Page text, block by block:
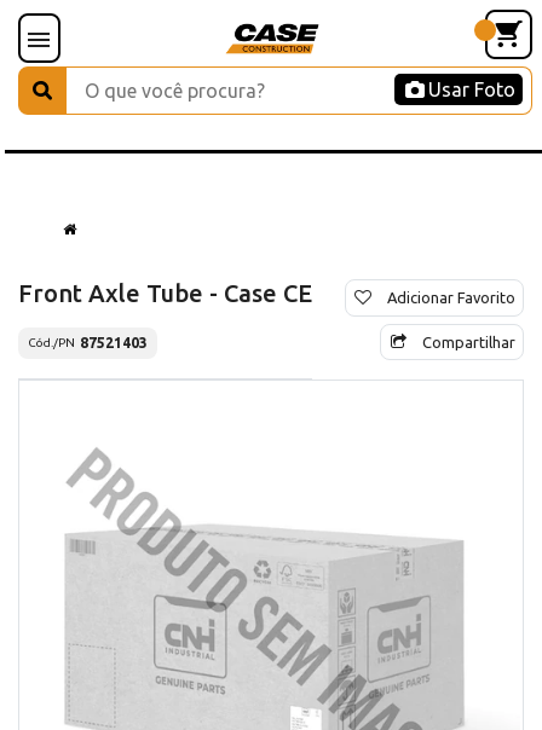
Usar Foto
Front Axle Tube - Case CE
Cód./PN 87521403
Adicionar Favorito
Compartilhar